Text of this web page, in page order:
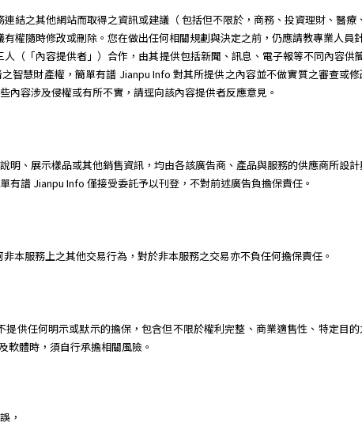
結之其他網站而取得之資訊或建議（ 包括但不限於，商務、投資理財、醫療
權隨時修改或刪除。您在做出任何相關規劃與決定之前，仍應請教專業人員
（「內容提供者」）合作，由其提供包括新聞、訊息、電子報等不同內容
智慧財產權，簡單有譜 Jianpu Info 對其所提供之內容並不做實質之審查或
內容涉及侵權或有所不實，請逕向該內容提供者反應意見。
明、展示樣品或其他銷售資訊，均由各該廣告商、產品與服務的供應商所設計
有譜 Jianpu Info 僅接受委託予以刊登，不對前述廣告負擔保責任。
本服務上之其他交易行為，對於非本服務之交易亦不負任何擔保責任。
供任何明示或默示的擔保，包含但不限於權利完整、商業適售性、特定目
軟體時，須自行承擔相關風險。
，